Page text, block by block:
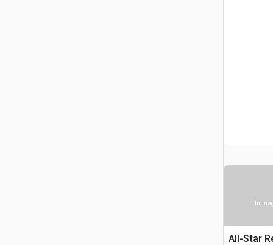
All-Star